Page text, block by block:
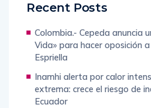
Recent Posts
Colombia.- Cepeda anuncia
Vida» para hacer oposición
Espriella
Inamhi alerta por calor
extrema: crece el riesgo de
Ecuador